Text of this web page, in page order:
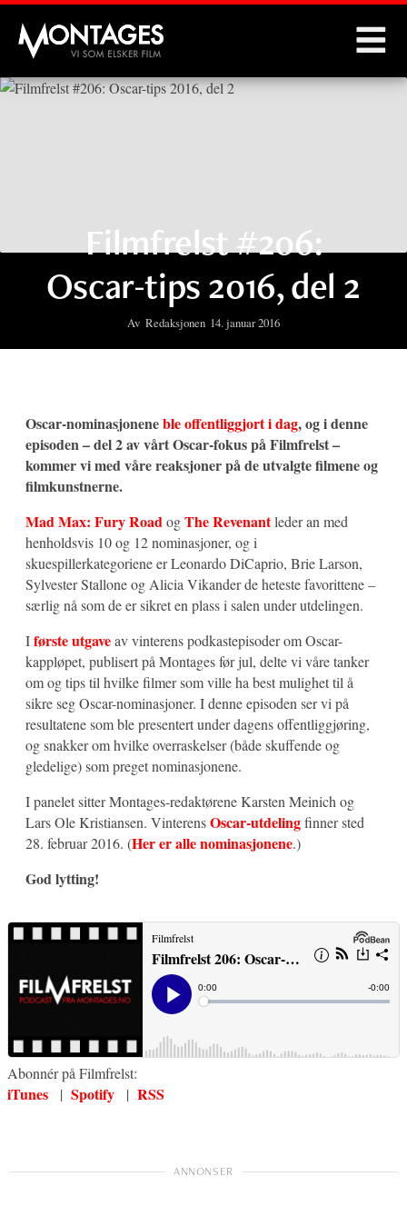
Montages
Filmfrelst #206:
Oscar-tips 2016, del 2
Av Redaksjonen 14. januar 2016
Oscar-nominasjoneneble offentliggjort i dag, og i denne
episoden – del 2 av vårt Oscar-fokus på Filmfrelst –
kommer vi med våre reaksjoner på de utvalgte filmene og
filmkunstnerne.
Mad Max: Fury Road ogThe Revenantleder an med
henholdsvis 10 og 12 nominasjoner, og i
skuespillerkategoriene er Leonardo DiCaprio, Brie Larson,
Sylvester Stallone og Alicia Vikander de heteste favorittene –
særlig nå som de er sikret en plass i salen under utdelingen.
Iførste utgaveav vinterens podkastepisoder om Oscar-
kappløpet, publisert på Montages før jul, delte vi våre tanker
om og tips til hvilke filmer som ville ha best mulighet til å
sikre seg Oscar-nominasjoner. I denne episoden ser vi på
resultatene som ble presentert under dagens offentliggjøring,
og snakker om hvilke overraskelser (både skuffende og
gledelige) som preget nominasjonene.
I panelet sitter Montages-redaktørene Karsten Meinich og
Lars Ole Kristiansen. VinterensOscar-utdelingfinner sted
28. februar 2016. (Her er alle nominasjonene.)
God lytting!
Abonnér på Filmfrelst:
iTunes | Spotify | RSS